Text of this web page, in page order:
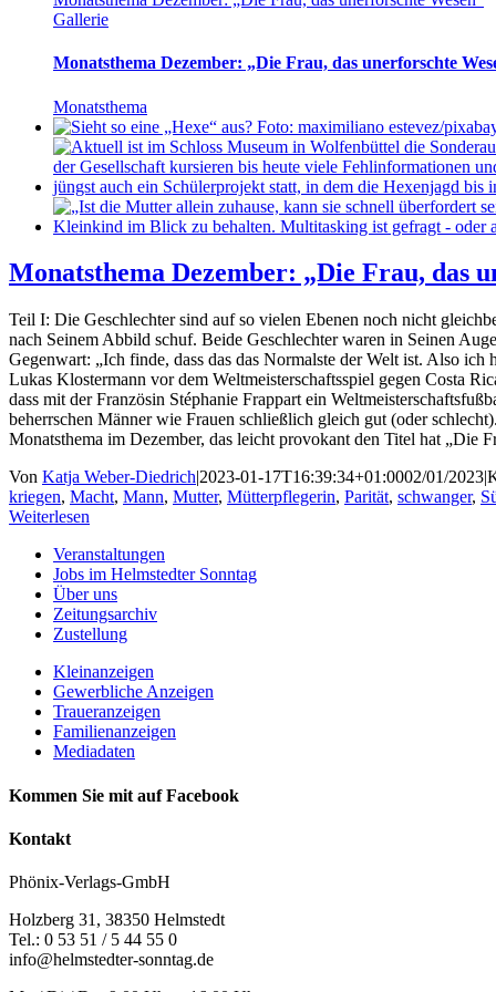
Gallerie
Monatsthema Dezember: „Die Frau, das unerforschte
Monatsthema
Monatsthema Dezember: „Die Frau, das
Teil I: Die Geschlechter sind auf so vielen Ebenen noch nicht
nach Seinem Abbild schuf. Beide Geschlechter waren in Seinen
Gegenwart: „Ich finde, dass das das Normalste der Welt ist. Also
Lukas Klostermann vor dem Weltmeisterschaftsspiel gegen Costa
dass mit der Französin Stéphanie Frappart ein
beherrschen Männer wie Frauen schließlich gleich gut (oder
Monatsthema im Dezember, das leicht provokant den Titel hat „Die
Von Katja Weber-Diedrich|2023-01-17T16:39:34+01:0002/01/2023|
kriegen, Macht, Mann, Mutter, Mütterpflegerin, Parität, schwanger,
Weiterlesen
Veranstaltungen
Jobs im Helmstedter Sonntag
Über uns
Zeitungsarchiv
Zustellung
Kleinanzeigen
Gewerbliche Anzeigen
Traueranzeigen
Familienanzeigen
Mediadaten
Kommen Sie mit auf Facebook
Kontakt
Phönix-Verlags-GmbH
Holzberg 31, 38350 Helmstedt
Tel.: 0 53 51 / 5 44 55 0
info@helmstedter-sonntag.de